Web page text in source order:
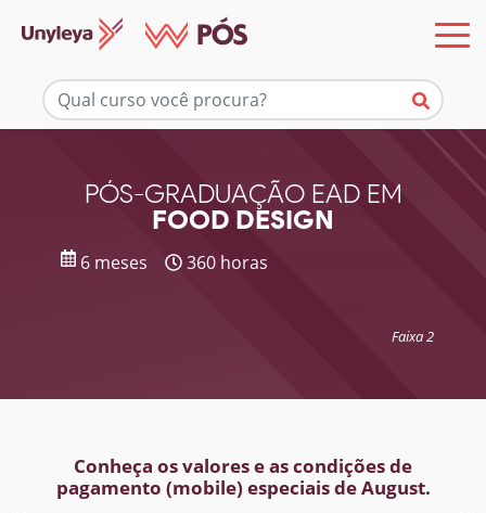
PÓS-GRADUAÇÃO EAD EM
FOOD DESIGN
6 meses 360 horas
Faixa 2
Conheça os valores e as condições de
pagamento (mobile) especiais de August.
Mais informações